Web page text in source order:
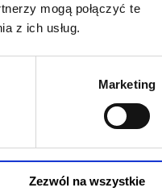
mogą połączyć te
z ich usług.
Marketing
Zezwól na wszystkie